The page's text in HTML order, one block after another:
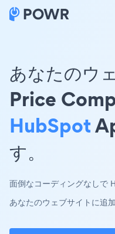
あなたのウ
Price
HubSpot
す。
面倒なコーディングなし
あなたのウェブサイトに追